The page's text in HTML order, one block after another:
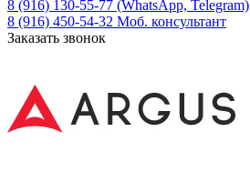
8 (916) 130-55-77 (WhatsApp, Telegram)
8 (916) 450-54-32 Моб. консультант
Заказать звонок